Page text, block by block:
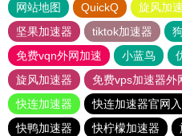
网站地图 QuickQ 旋风加
坚果加速器
tiktok加速器
免费vqn外网加速
小蓝鸟
旋风加速器
免费vps加速器外
快连加速器
快连加速器官网
快鸭加速器
快柠檬加速器